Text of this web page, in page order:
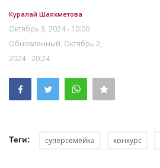
Куралай Шаяхметова
Октябрь 3, 2024 - 10:00
Обновленный: Октябрь 2,
2024 - 20:24
Теги: суперсемейка конкурс